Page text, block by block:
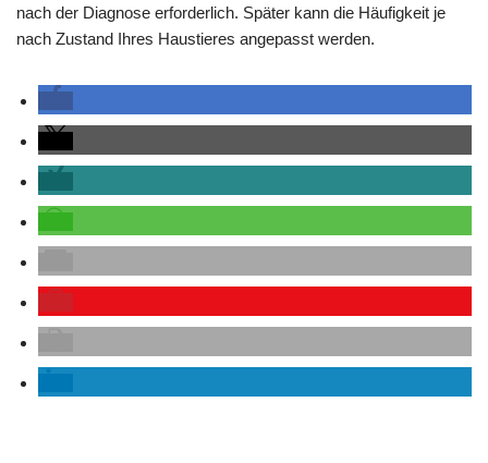
nach der Diagnose erforderlich. Später kann die Häufigkeit je
nach Zustand Ihres Haustieres angepasst werden.